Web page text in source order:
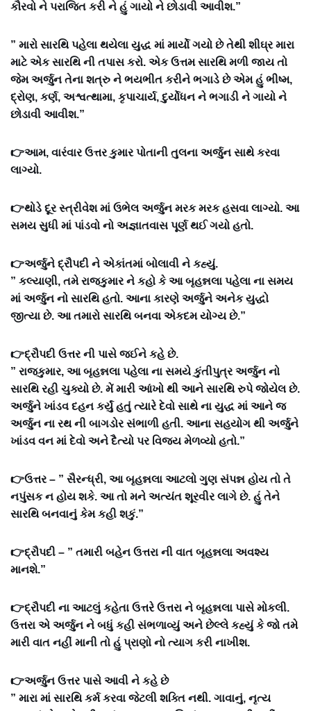
કૌરવો ને પરાજિત કરી ને હું ગાયો ને છોડાવી આવીશ.”
” મારો સારથિ પહેલા થયેલા યુદ્ધ માં માર્યો ગયો છે તેથી શીઘ્ર મારા
માટે એક સારથિ ની તપાસ કરો. એક ઉત્તમ સારથિ મળી જાય તો
જેમ અર્જુન તેના શત્રુ ને ભયભીત કરીને ભગાડે છે એમ હું ભીષ્મ,
દ્રોણ, કર્ણ, અશ્વત્થામા, કૃપાચાર્ય, દુર્યોધન ને ભગાડી ને ગાયો ને
છોડાવી આવીશ.”
👉આમ, વારંવાર ઉત્તર કુમાર પોતાની તુલના અર્જુન સાથે કરવા
લાગ્યો.
👉થોડે દૂર સ્ત્રીવેશ માં ઉભેલ અર્જુન મરક મરક હસવા લાગ્યો. આ
સમય સુધી માં પાંડવો નો અજ્ઞાતવાસ પૂર્ણ થઈ ગયો હતો.
👉અર્જુને દ્રૌપદી ને એકાંતમાં બોલાવી ને કહ્યું.
” કલ્યાણી, તમે રાજકુમાર ને કહો કે આ બૃહન્નલા પહેલા ના સમય
માં અર્જુન નો સારથિ હતો. આના કારણે અર્જુને અનેક યુદ્ધો
જીત્યા છે. આ તમારો સારથિ બનવા એકદમ યોગ્ય છે.”
👉દ્રૌપદી ઉત્તર ની પાસે જઈને કહે છે.
” રાજકુમાર, આ બૃહન્નલા પહેલા ના સમયે કુંતીપુત્ર અર્જુન નો
સારથિ રહી ચુક્યો છે. મેં મારી આંખો થી આને સારથિ રુપે જોયેલ છે.
અર્જુને ખાંડવ દહન કર્યું હતું ત્યારે દેવો સાથે ના યુદ્ધ માં આને જ
અર્જુન ના રથ ની બાગડોર સંભાળી હતી. આના સહયોગ થી અર્જુને
ખાંડવ વન માં દેવો અને દૈત્યો પર વિજય મેળવ્યો હતો.”
👉ઉત્તર – ” સૈરન્ધ્રી, આ બૃહન્નલા આટલો ગુણ સંપન્ન હોય તો તે
નપુંસક ન હોય શકે. આ તો મને અત્યંત શૂરવીર લાગે છે. હું તેને
સારથિ બનવાનું કેમ કહી શકું.”
👉દ્રૌપદી – ” તમારી બહેન ઉત્તરા ની વાત બૃહન્નલા અવશ્ય
માનશે.”
👉દ્રૌપદી ના આટલું કહેતા ઉત્તરે ઉત્તરા ને બૃહન્નલા પાસે મોકલી.
ઉત્તરા એ અર્જુન ને બધું કહી સંભળાવ્યું અને છેલ્લે કહ્યું કે જો તમે
મારી વાત નહીં માની તો હું પ્રાણો નો ત્યાગ કરી નાખીશ.
👉અર્જુન ઉત્તર પાસે આવી ને કહે છે
” મારા માં સારથિ કર્મ કરવા જેટલી શક્તિ નથી. ગાવાનું, નૃત્ય